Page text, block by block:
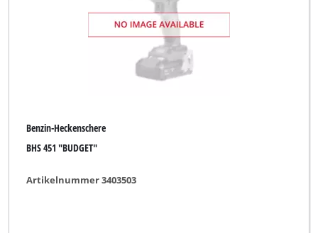
Benzin-Heckenschere
BHS 451 "BUDGET"
Artikelnummer 3403503